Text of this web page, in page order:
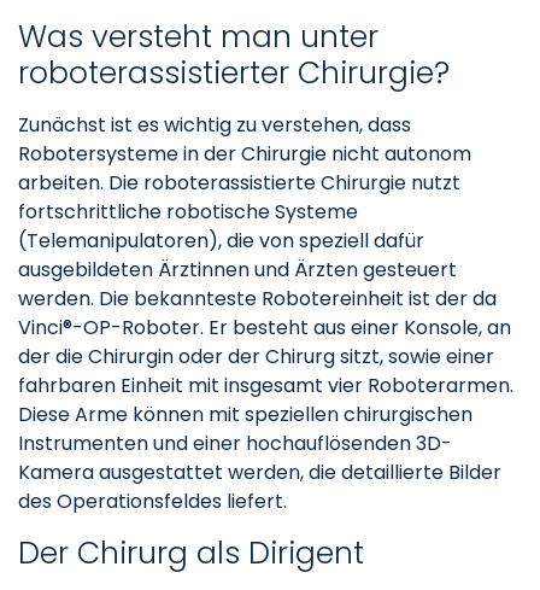
Was versteht man unter
roboterassistierter Chirurgie?
Zunächst ist es wichtig zu verstehen, dass
Robotersysteme in der Chirurgie nicht autonom
arbeiten. Die roboterassistierte Chirurgie nutzt
fortschrittliche robotische Systeme
(Telemanipulatoren), die von speziell dafür
ausgebildeten Ärztinnen und Ärzten gesteuert
werden. Die bekannteste Robotereinheit ist der da
Vinci®-OP-Roboter. Er besteht aus einer Konsole, an
der die Chirurgin oder der Chirurg sitzt, sowie einer
fahrbaren Einheit mit insgesamt vier Roboterarmen.
Diese Arme können mit speziellen chirurgischen
Instrumenten und einer hochauflösenden 3D-
Kamera ausgestattet werden, die detaillierte Bilder
des Operationsfeldes liefert.
Der Chirurg als Dirigent